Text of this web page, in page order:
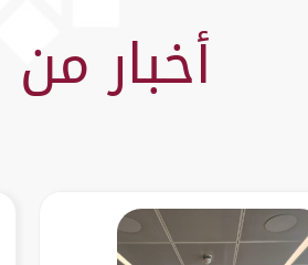
أخبار من